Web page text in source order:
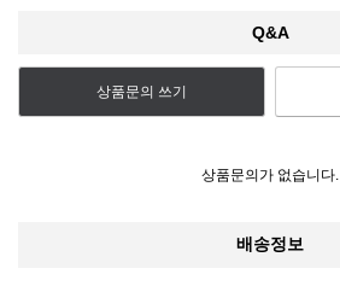
Q&A
상품문의 쓰기
상품문의가 없습니다.
배송정보